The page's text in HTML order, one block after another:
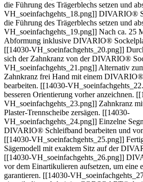
die Führung des Trägerblechs setzen und
VH_soeinfachgehts_18.png]] DIVARIO®
die Führung des Trägerblechs setzen und
VH_soeinfachgehts_19.png]] Nach ca. 25
Abformung inklusive DIVARIO®
[[14030-VH_soeinfachgehts_20.png]]
sich der Zahnkranz von der DIVARIO®
VH_soeinfachgehts_21.png]] Alternativ
Zahnkranz frei Hand mit einem
bearbeiten. [[14030-
besseren Orientierung vorher anzeichnen.
VH_soeinfachgehts_23.png]] Zahnkranz
Plaster-Trennscheibe zersägen. [[14030-
VH_soeinfachgehts_24.png]] Einzelne
DIVARIO® Schleifband bearbeiten und
[[14030-VH_soeinfachgehts_25.png]]
Sägemodell mit exaktem Sitz auf der
[[14030-VH_soeinfachgehts_26.png]]
vor dem Einartikulieren aufsetzen, um eine
garantieren. [[14030-